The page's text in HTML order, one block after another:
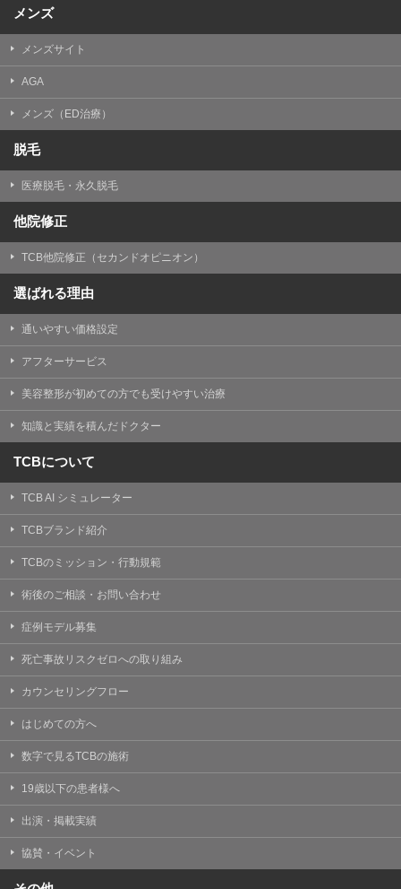
メンズ
メンズサイト
AGA
メンズ（ED治療）
脱毛
医療脱毛・永久脱毛
他院修正
TCB他院修正（セカンドオピニオン）
選ばれる理由
通いやすい価格設定
アフターサービス
美容整形が初めての方でも受けやすい治療
知識と実績を積んだドクター
TCBについて
TCB AI シミュレーター
TCBブランド紹介
TCBのミッション・行動規範
術後のご相談・お問い合わせ
症例モデル募集
死亡事故リスクゼロへの取り組み
カウンセリングフロー
はじめての方へ
数字で見るTCBの施術
19歳以下の患者様へ
出演・掲載実績
協賛・イベント